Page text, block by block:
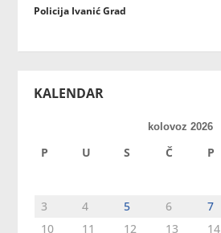
Policija Ivanić Grad
KALENDAR
kolovoz 2026
P U S Č P
3
4 5 6 7
10
11 12 13 14